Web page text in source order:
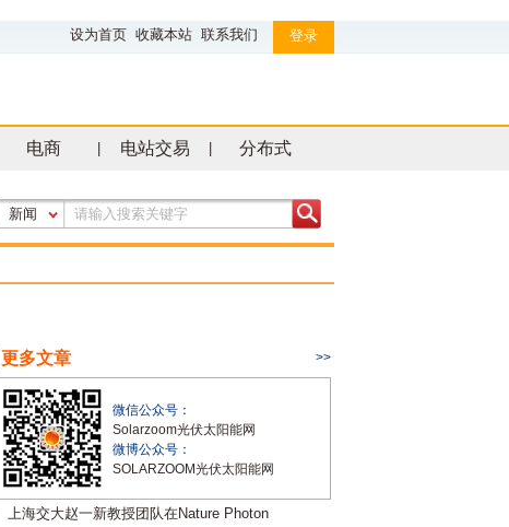
设为首页 收藏本站 联系我们 登录
电商 电站交易 分布式
新闻
更多文章 >>
微信公众号：
Solarzoom光伏太阳能网
微博公众号：
SOLARZOOM光伏太阳能网
上海交大赵一新教授团队在Nature Photon